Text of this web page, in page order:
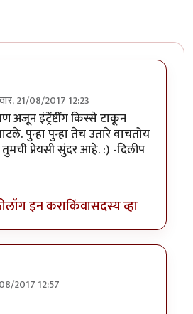
21/08/2017 12:23
इंट्रेंष्टींग किस्से टाकून
पुन्हा पुन्हा तेच उतारे वाचतोय
प्रेयसी सुंदर आहे. :) -दिलीप
लॉग इन कराकिंवासदस्य व्हा
2017 12:57